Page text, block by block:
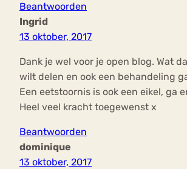
Beantwoorden
Ingrid
13 oktober, 2017
Dank je wel voor je open blog. Wat
wilt delen en ook een behandeling
Een eetstoornis is ook een eikel, ga
Heel veel kracht toegewenst x
Beantwoorden
dominique
13 oktober, 2017